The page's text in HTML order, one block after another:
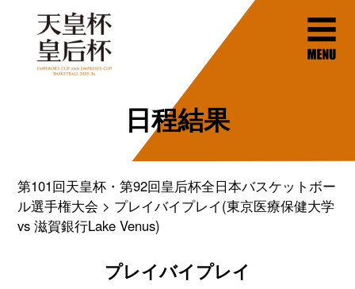
日程結果
第101回天皇杯・第92回皇后杯全日本バスケットボー
ル選手権大会
プレイバイプレイ(東京医療保健大学
vs 滋賀銀行Lake Venus)
プレイバイプレイ